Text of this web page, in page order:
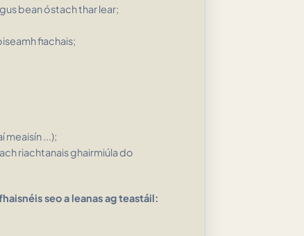
bean óstach thar lear;
fiachais;
meaisín ...);
riachtanais ghairmiúla do
seo a leanas ag teastáil: